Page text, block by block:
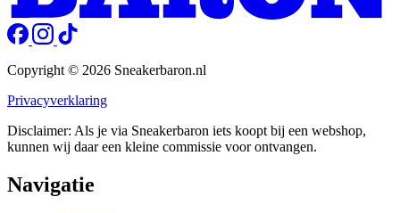
Copyright © 2026 Sneakerbaron.nl
Privacyverklaring
Disclaimer: Als je via Sneakerbaron iets koopt bij een webshop,
kunnen wij daar een kleine commissie voor ontvangen.
Navigatie